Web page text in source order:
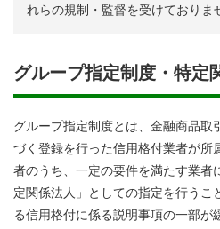
れらの規制・監督を受けておりま
グループ指定制度・特定
グループ指定制度とは、金融商品取
づく登録を行った信用格付業者が所
者のうち、一定の要件を満たす業者
定関係法人」としての指定を行うこ
る信用格付に係る説明事項の一部が